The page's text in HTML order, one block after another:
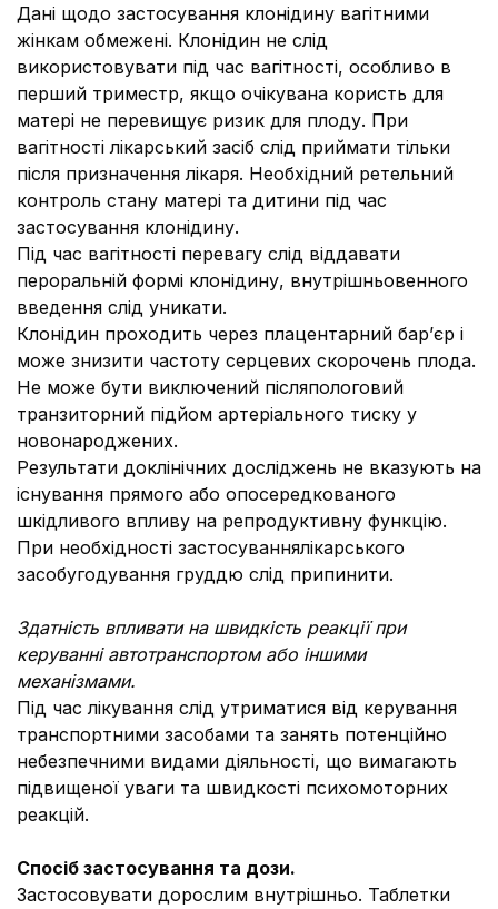
Дані щодо застосування клонідину вагітними
жінкам обмежені. Клонідин не слід
використовувати під час вагітності, особливо в
перший триместр, якщо очікувана користь для
матері не перевищує ризик для плоду. При
вагітності лікарський засіб слід приймати тільки
після призначення лікаря. Необхідний ретельний
контроль стану матері та дитини під час
застосування клонідину.
Під час вагітності перевагу слід віддавати
пероральній формі клонідину, внутрішньовенного
введення слід уникати.
Клонідин проходить через плацентарний бар’єр і
може знизити частоту серцевих скорочень плода.
Не може бути виключений післяпологовий
транзиторний підйом артеріального тиску у
новонароджених.
Результати доклінічних досліджень не вказують на
існування прямого або опосередкованого
шкідливого впливу на репродуктивну функцію.
При необхідності застосуваннялікарського
засобугодування груддю слід припинити.
Здатність впливати на швидкість реакції при
керуванні автотранспортом або іншими
механізмами.
Під час лікування слід утриматися від керування
транспортними засобами та занять потенційно
небезпечними видами діяльності, що вимагають
підвищеної уваги та швидкості психомоторних
реакцій.
Спосіб застосування та дози.
Застосовувати дорослим внутрішньо. Таблетки